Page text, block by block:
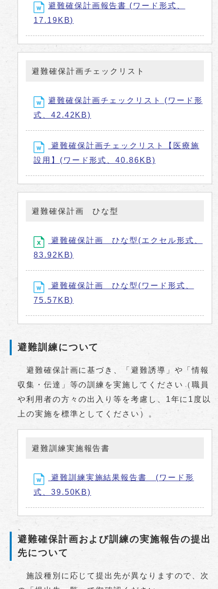
避難確保計画報告書 (ワード形式、
17.19KB)
避難確保計画チェックリスト
避難確保計画チェックリスト (ワード形
式、42.42KB)
避難確保計画チェックリスト【医療施
設用】(ワード形式、40.86KB)
避難確保計画 ひな型
避難確保計画 ひな型(エクセル形式、
83.92KB)
避難確保計画 ひな型(ワード形式、
75.57KB)
避難訓練について
避難確保計画に基づき、「避難誘導」や「情報
収集・伝達」等の訓練を実施してください（職員
や利用者の方々の出入り等を考慮し、1年に1度以
上の実施を標準としてください）。
避難訓練実施報告書
避難訓練実施結果報告書 (ワード形
式、39.50KB)
避難確保計画および訓練の実施報告の提出
先について
施設種別に応じて提出先が異なりますので、次